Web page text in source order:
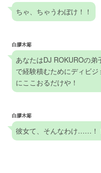
ちゃ、ちゃうわぼけ！！
白膠木簓
あなたはDJ ROKUROの弟
で経験積むためにディビ
にここおるだけや！
白膠木簓
彼女て、そんなわけ……！